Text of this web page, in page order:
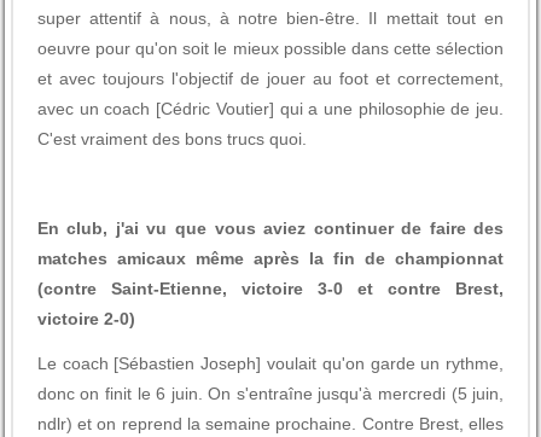
super attentif à nous, à notre bien-être. Il mettait tout en
oeuvre pour qu'on soit le mieux possible dans cette sélection
et avec toujours l'objectif de jouer au foot et correctement,
avec un coach [Cédric Voutier] qui a une philosophie de jeu.
C'est vraiment des bons trucs quoi.
En club, j'ai vu que vous aviez continuer de faire des
matches amicaux même après la fin de championnat
(contre Saint-Etienne, victoire 3-0 et contre Brest,
victoire 2-0)
Le coach [Sébastien Joseph] voulait qu'on garde un rythme,
donc on finit le 6 juin. On s'entraîne jusqu'à mercredi (5 juin,
ndlr) et on reprend la semaine prochaine. Contre Brest, elles